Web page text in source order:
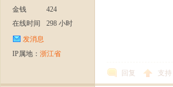
日
金钱
424
在线时间
298 小时
发消息
IP属地： 浙江省
回复 支持